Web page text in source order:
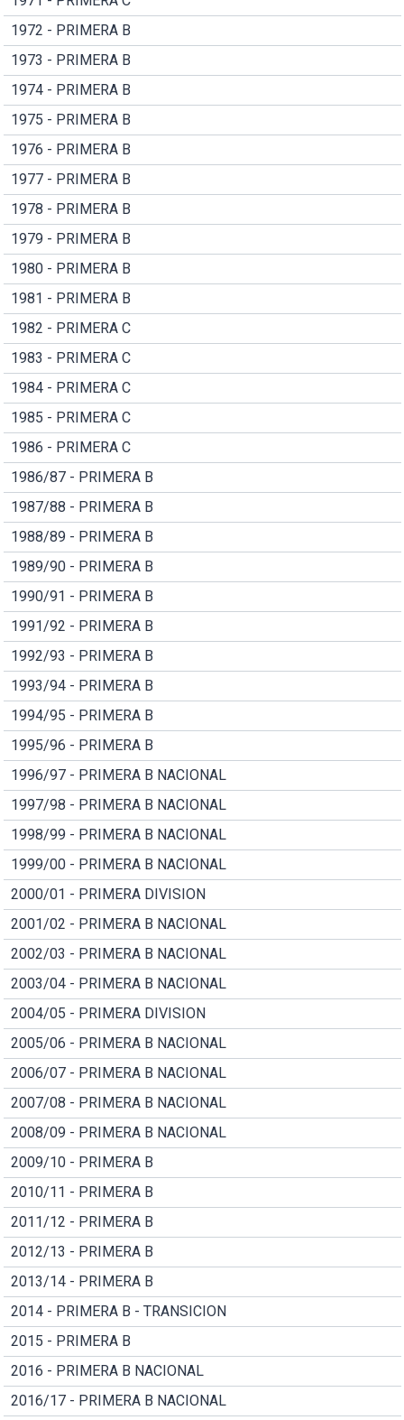
1972 - PRIMERA B
1973 - PRIMERA B
1974 - PRIMERA B
1975 - PRIMERA B
1976 - PRIMERA B
1977 - PRIMERA B
1978 - PRIMERA B
1979 - PRIMERA B
1980 - PRIMERA B
1981 - PRIMERA B
1982 - PRIMERA C
1983 - PRIMERA C
1984 - PRIMERA C
1985 - PRIMERA C
1986 - PRIMERA C
1986/87 - PRIMERA B
1987/88 - PRIMERA B
1988/89 - PRIMERA B
1989/90 - PRIMERA B
1990/91 - PRIMERA B
1991/92 - PRIMERA B
1992/93 - PRIMERA B
1993/94 - PRIMERA B
1994/95 - PRIMERA B
1995/96 - PRIMERA B
1996/97 - PRIMERA B NACIONAL
1997/98 - PRIMERA B NACIONAL
1998/99 - PRIMERA B NACIONAL
1999/00 - PRIMERA B NACIONAL
2000/01 - PRIMERA DIVISION
2001/02 - PRIMERA B NACIONAL
2002/03 - PRIMERA B NACIONAL
2003/04 - PRIMERA B NACIONAL
2004/05 - PRIMERA DIVISION
2005/06 - PRIMERA B NACIONAL
2006/07 - PRIMERA B NACIONAL
2007/08 - PRIMERA B NACIONAL
2008/09 - PRIMERA B NACIONAL
2009/10 - PRIMERA B
2010/11 - PRIMERA B
2011/12 - PRIMERA B
2012/13 - PRIMERA B
2013/14 - PRIMERA B
2014 - PRIMERA B - TRANSICION
2015 - PRIMERA B
2016 - PRIMERA B NACIONAL
2016/17 - PRIMERA B NACIONAL